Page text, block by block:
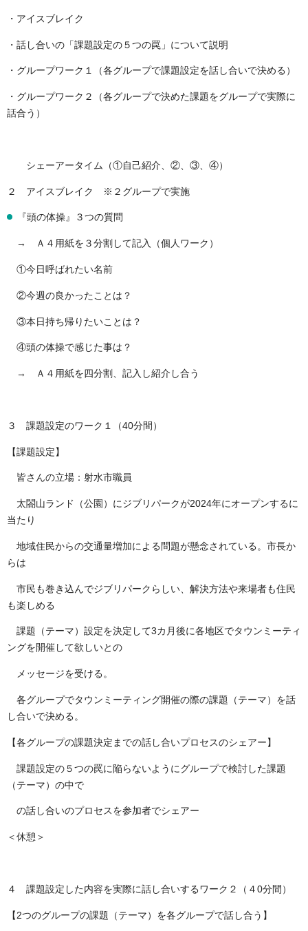
・アイスブレイク
・話し合いの「課題設定の５つの罠」について説明
・グループワーク１（各グループで課題設定を話し合いで決める）
・グループワーク２（各グループで決めた課題をグループで実際に
話合う）
シェーアータイム（①自己紹介、②、③、④）
２ アイスブレイク ※２グループで実施
『頭の体操』３つの質問
→ Ａ４用紙を３分割して記入（個人ワーク）
①今日呼ばれたい名前
②今週の良かったことは？
③本日持ち帰りたいことは？
④頭の体操で感じた事は？
→ Ａ４用紙を四分割、記入し紹介し合う
３ 課題設定のワーク１（40分間）
【課題設定】
皆さんの立場：射水市職員
太閤山ランド（公園）にジブリパークが2024年にオープンするに
当たり
地域住民からの交通量増加による問題が懸念されている。市長か
らは
市民も巻き込んでジブリパークらしい、解決方法や来場者も住民
も楽しめる
課題（テーマ）設定を決定して3カ月後に各地区でタウンミーティ
ングを開催して欲しいとの
メッセージを受ける。
各グループでタウンミーティング開催の際の課題（テーマ）を話
し合いで決める。
【各グループの課題決定までの話し合いプロセスのシェアー】
課題設定の５つの罠に陥らないようにグループで検討した課題
（テーマ）の中で
の話し合いのプロセスを参加者でシェアー
＜休憩＞
４ 課題設定した内容を実際に話し合いするワーク２（４ 0分間）
【 2つのグループの課題（テーマ）を各グループで話し合う】